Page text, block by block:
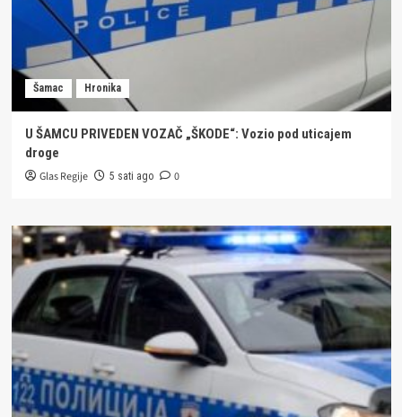
Šamac Hronika
U ŠAMCU PRIVEDEN VOZAČ „ŠKODE“: Vozio pod uticajem
droge
Glas Regije 5 sati ago 0